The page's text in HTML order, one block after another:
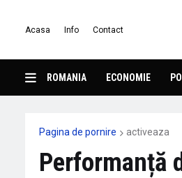
Acasa Info Contact
ROMANIA ECONOMIE
Pagina de pornire activeaza
Performanță